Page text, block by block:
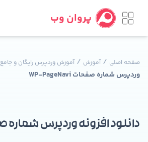
پروان وب
صفحه اصلی /آموزش /آموزش وردپرس رایگان و جامع
وردپرس شماره صفحات WP-PageNavi